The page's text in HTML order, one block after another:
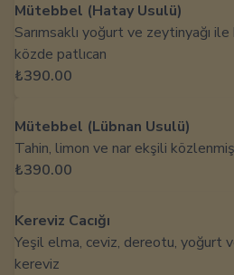
Mütebbel (Hatay Usulü)
Sarımsaklı yoğurt ve zeytinyağı ile
közde patlıcan
₺390.00
Mütebbel (Lübnan Usulü)
Tahin, limon ve nar ekşili
₺390.00
Kereviz Cacığı
Yeşil elma, ceviz, dereotu, yoğurt
kereviz